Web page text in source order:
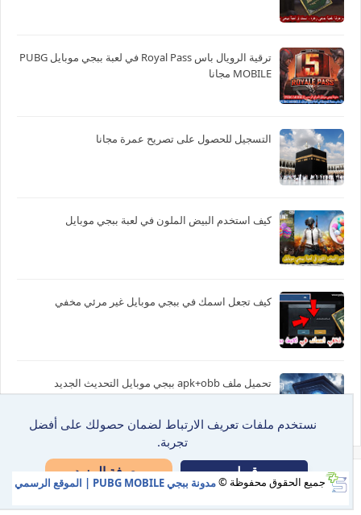
ترقية الرويال باس Royal Pass في لعبة ببجي موبايل PUBG
MOBILE مجانا
التسجيل للحصول على تصريح عمرة مجانا
كيف استخدم البيض الملون في لعبة ببجي موبايل
كيف تجعل اسمك في ببجي موبايل غير مرئي مخفي
تحميل ملف apk+obb ببجي موبايل التحديث الجديد
جميع الحقوق محفوظة ©مدونة ببجي PUBG MOBILE | الموقع الرسمي
نستخدم ملفات تعريف الارتباط لضمان حصولك على أفضل
تجربة.
قبول معرفة المزيد